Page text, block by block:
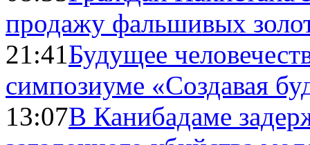
продажу фальшивых
21:41Будущее
симпозиуме «Создавая
13:07В Канибадаме